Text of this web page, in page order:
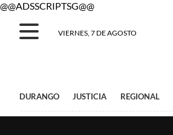
@@ADSSCRIPTSG@@
VIERNES, 7 DE AGOSTO
DURANGO JUSTICIA REGIONAL